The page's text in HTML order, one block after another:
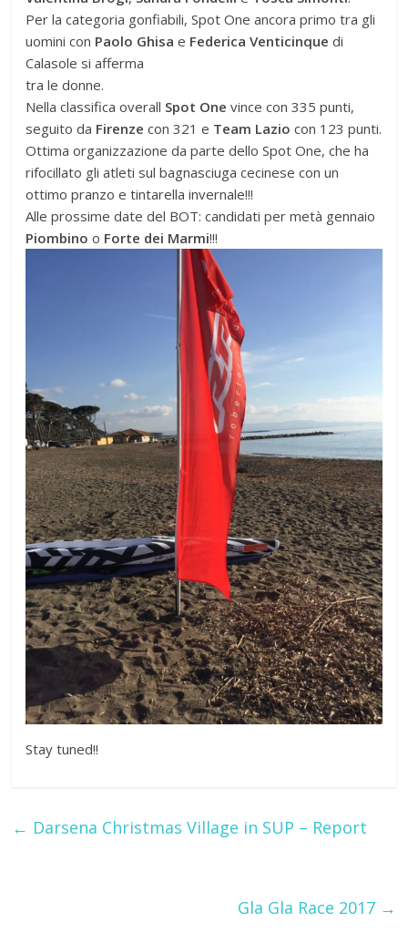
Per la categoria gonfiabili, Spot One ancora primo tra gli
uomini con Paolo Ghisa e Federica Venticinque di
Calasole si afferma
tra le donne.
Nella classifica overall Spot One vince con 335 punti,
seguito da Firenze con 321 e Team Lazio con 123 punti.
Ottima organizzazione da parte dello Spot One, che ha
rifocillato gli atleti sul bagnasciuga cecinese con un
ottimo pranzo e tintarella invernale!!!
Alle prossime date del BOT: candidati per metà gennaio
Piombino o Forte dei Marmi!!!
Stay tuned!!
← Darsena Christmas Village in SUP – Report
Gla Gla Race 2017 →